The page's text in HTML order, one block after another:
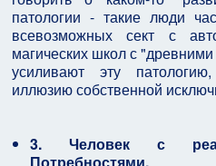
патологии - такие люди
всевозможных сект с
магических школ с
усиливают эту
иллюзию собственной
3. Человек с